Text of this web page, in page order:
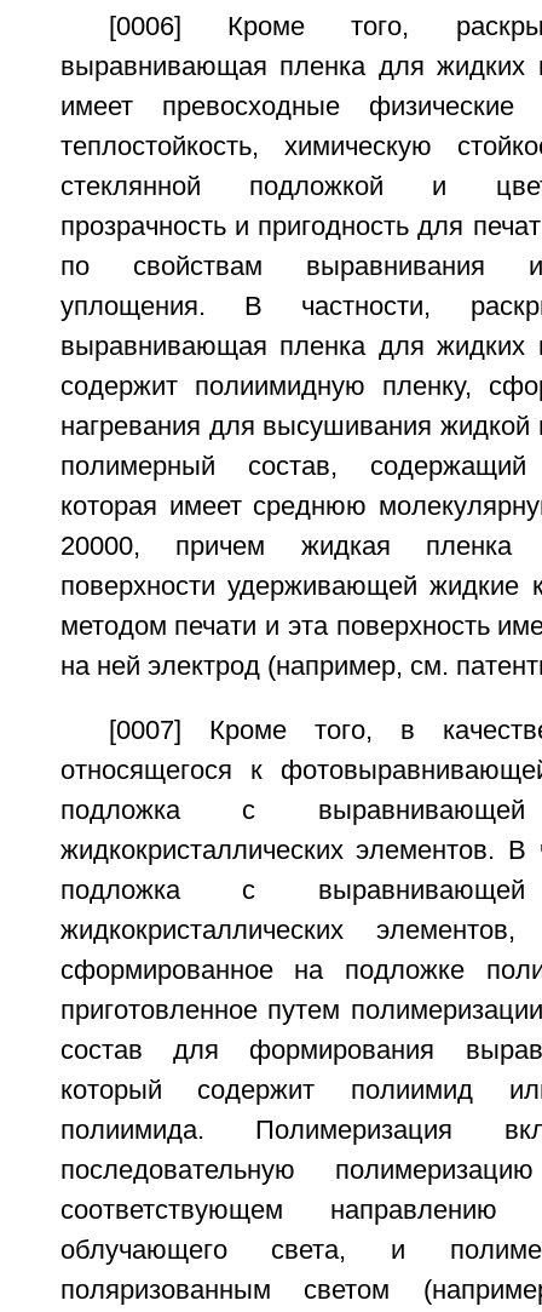
[0006] Кроме того,
выравнивающая пленка для жидких
имеет превосходные физические
теплостойкость, химическую
стеклянной подложкой и
прозрачность и пригодность для
по свойствам выравнивания и
уплощения. В частности,
выравнивающая пленка для жидких
содержит полиимидную пленку,
нагревания для высушивания
полимерный состав, содержащий
которая имеет среднюю
20000, причем жидкая пленка
поверхности удерживающей жидкие
методом печати и эта поверхность
на ней электрод (например, см.
[0007] Кроме того, в
относящегося к
подложка с
жидкокристаллических элементов. В
подложка с
жидкокристаллических
сформированное на подложке
приготовленное путем
состав для формирования
который содержит полиимид
полиимида. Полимеризация
последовательную
соответствующем направлению
облучающего света, и
поляризованным светом